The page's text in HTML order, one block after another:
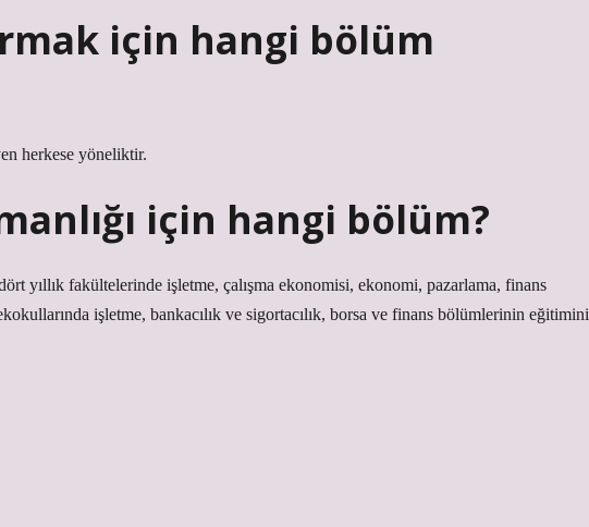
için hangi bölüm
herkese yöneliktir.
için hangi bölüm?
yıllık fakültelerinde işletme, çalışma ekonomisi, ekonomi, pazarlama, finans
işletme, bankacılık ve sigortacılık, borsa ve finans bölümlerinin eğitimini